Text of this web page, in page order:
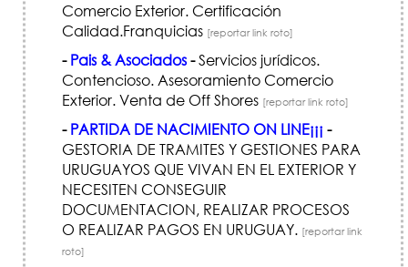
Comercio Exterior. Certificación
Calidad.Franquicias [reportar link roto]
- Pais & Asociados-Servicios jurídicos.
Contencioso. Asesoramiento Comercio
Exterior. Venta de Off Shores [reportar link roto]
- PARTIDA DE NACIMIENTO ON LINE¡¡¡ -
GESTORIA DE TRAMITES Y GESTIONES PARA
URUGUAYOS QUE VIVAN EN EL EXTERIOR Y
NECESITEN CONSEGUIR
DOCUMENTACION, REALIZAR PROCESOS
O REALIZAR PAGOS EN URUGUAY. [reportar link
roto]